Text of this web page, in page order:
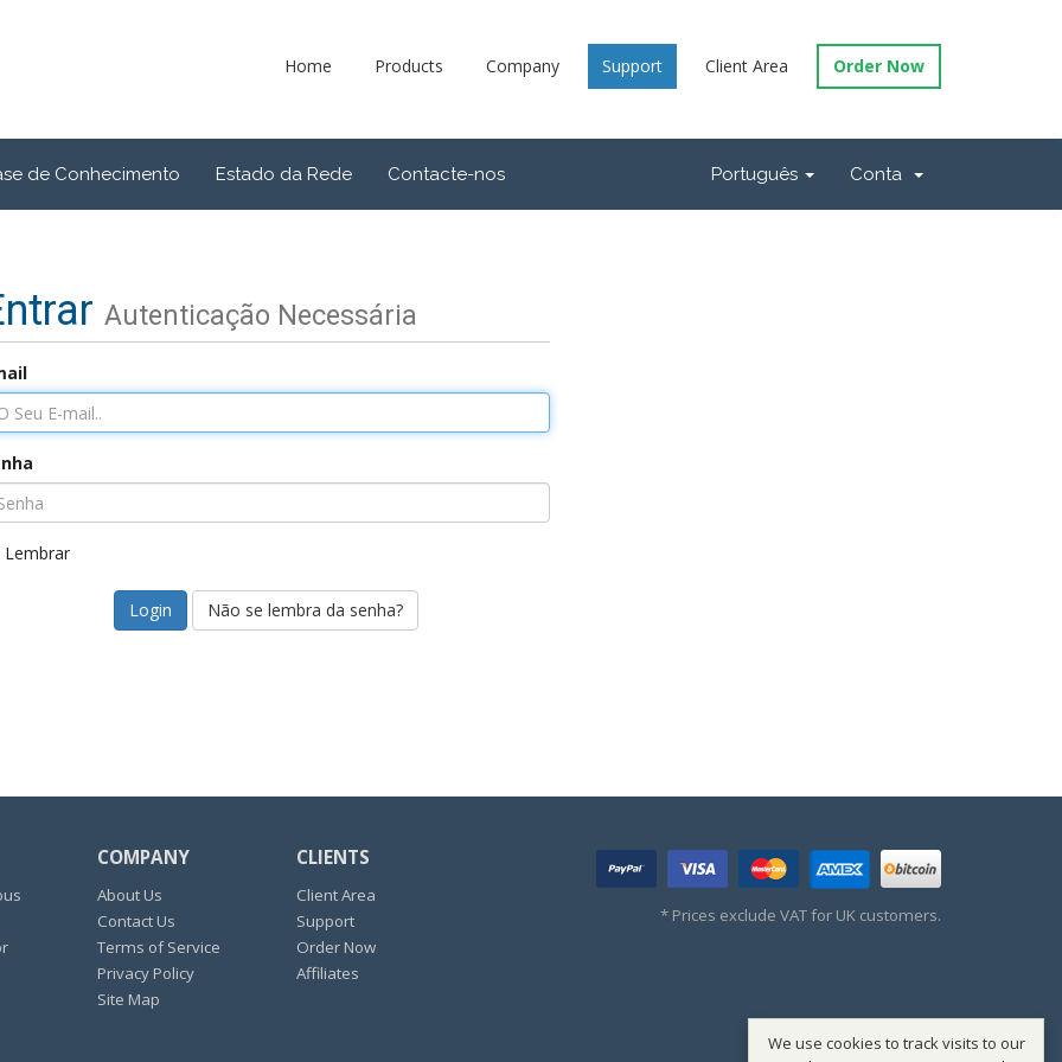
We use cookies to track visits to our
Home Products Company Support Client Area Order Now
de Conhecimento Estado da Rede Contacte-nos Português Conta
Autenticação Necessária
Lembrar
Não se lembra da senha?
COMPANY
About Us
Contact Us
Terms of Service
Privacy Policy
Site Map
CLIENTS
Client Area
Support
Order Now
Affiliates
* Prices exclude VAT for UK customers.